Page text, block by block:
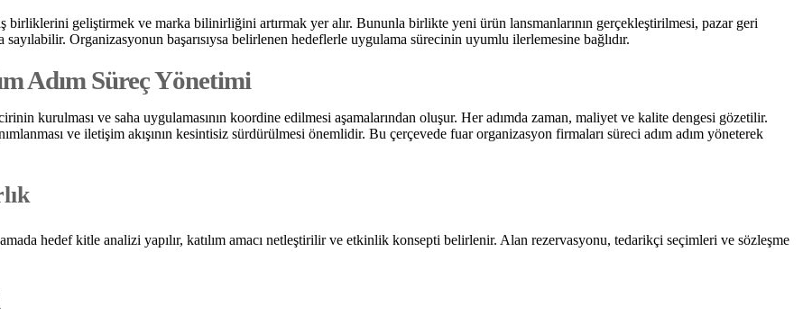
geliştirmek ve marka bilinirliğini artırmak yer alır. Bununla birlikte yeni ürün lansmanlarının gerçekleştirilmesi, pazar geri
Organizasyonun başarısıysa belirlenen hedeflerle uygulama sürecinin uyumlu ilerlemesine bağlıdır.
Adım Süreç Yönetimi
kurulması ve saha uygulamasının koordine edilmesi aşamalarından oluşur. Her adımda zaman, maliyet ve kalite dengesi gözetilir.
ve iletişim akışının kesintisiz sürdürülmesi önemlidir. Bu çerçevede fuar organizasyon firmaları süreci adım adım yöneterek
hedef kitle analizi yapılır, katılım amacı netleştirilir ve etkinlik konsepti belirlenir. Alan rezervasyonu, tedarikçi seçimleri ve sözleşme